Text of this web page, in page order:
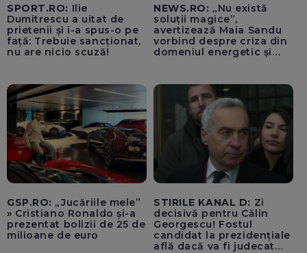
SPORT.RO: Ilie
Dumitrescu a uitat de
prietenii și i-a spus-o pe
față: Trebuie sancționat,
nu are nicio scuză!
NEWS.RO: „Nu există
soluții magice”,
avertizează Maia Sandu
vorbind despre criza din
domeniul energetic și
economii: „Altfel vom
plăti tarife foarte mari”
GSP.RO: „Jucăriile mele”
» Cristiano Ronaldo și-a
prezentat bolizii de 25 de
milioane de euro
STIRILE KANAL D: Zi
decisivă pentru Călin
Georgescu! Fostul
candidat la prezidențiale
află dacă va fi judecat